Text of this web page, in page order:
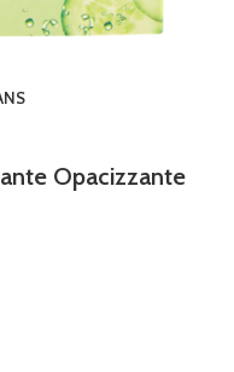
Opacizzante